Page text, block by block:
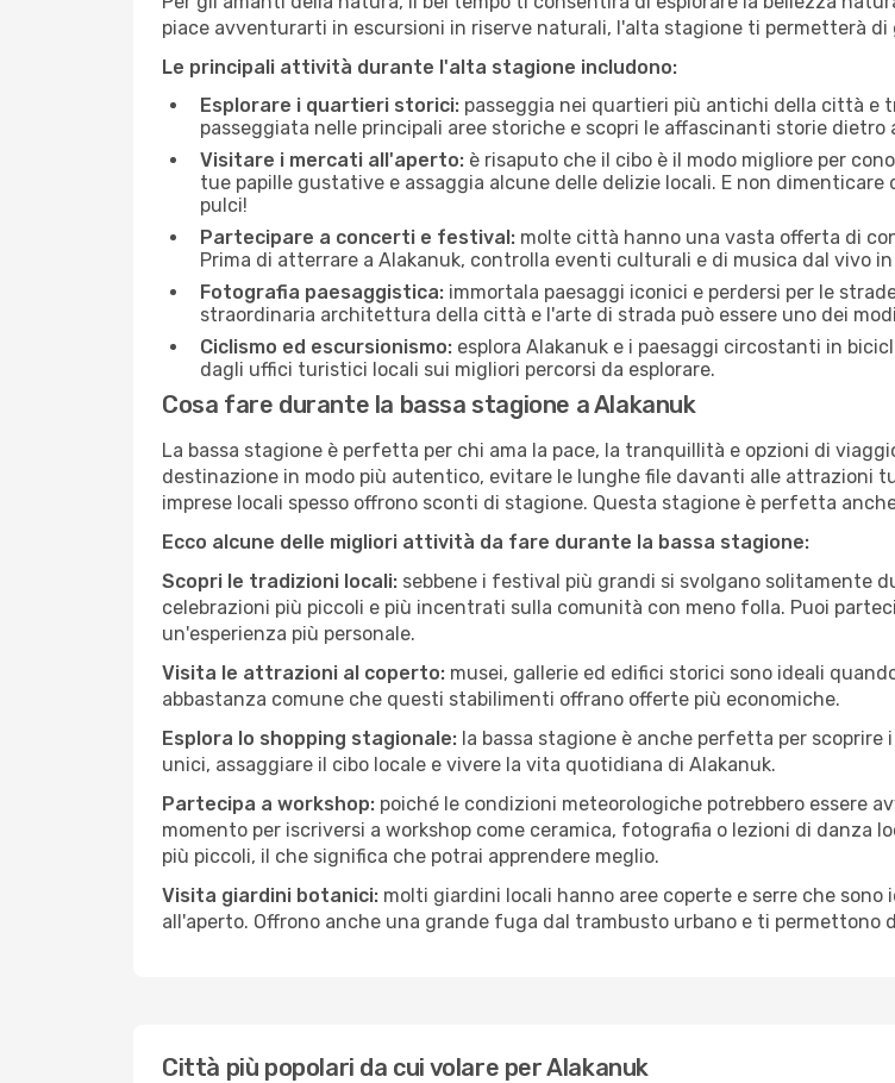
piace avventurarti in escursioni in riserve naturali, l'alta stagione ti permetterà di
Le principali attività durante l'alta stagione includono:
Esplorare i quartieri storici: passeggia nei quartieri più antichi della città e
passeggiata nelle principali aree storiche e scopri le affascinanti storie
Visitare i mercati all'aperto: è risaputo che il cibo è il modo migliore per
tue papille gustative e assaggia alcune delle delizie locali. E non
pulci!
Partecipare a concerti e festival: molte città hanno una vasta offerta di
Prima di atterrare a Alakanuk, controlla eventi culturali e di musica dal vivo
Fotografia paesaggistica: immortala paesaggi iconici e perdersi per le
straordinaria architettura della città e l'arte di strada può essere uno dei
Ciclismo ed escursionismo: esplora Alakanuk e i paesaggi circostanti in
dagli uffici turistici locali sui migliori percorsi da esplorare.
Cosa fare durante la bassa stagione a Alakanuk
La bassa stagione è perfetta per chi ama la pace, la tranquillità e opzioni di
destinazione in modo più autentico, evitare le lunghe file davanti alle attrazioni
imprese locali spesso offrono sconti di stagione. Questa stagione è perfetta
Ecco alcune delle migliori attività da fare durante la bassa stagione:
Scopri le tradizioni locali: sebbene i festival più grandi si svolgano solitamente
celebrazioni più piccoli e più incentrati sulla comunità con meno folla. Puoi
un'esperienza più personale.
Visita le attrazioni al coperto: musei, gallerie ed edifici storici sono ideali
abbastanza comune che questi stabilimenti offrano offerte più economiche.
Esplora lo shopping stagionale: la bassa stagione è anche perfetta per
unici, assaggiare il cibo locale e vivere la vita quotidiana di Alakanuk.
Partecipa a workshop: poiché le condizioni meteorologiche potrebbero essere
momento per iscriversi a workshop come ceramica, fotografia o lezioni di danza
più piccoli, il che significa che potrai apprendere meglio.
Visita giardini botanici: molti giardini locali hanno aree coperte e serre che
all'aperto. Offrono anche una grande fuga dal trambusto urbano e ti permettono
Città più popolari da cui volare per Alakanuk